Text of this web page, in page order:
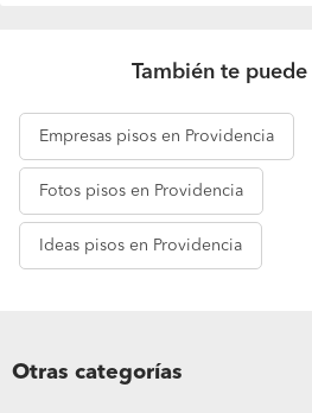
También te
Empresas pisos en Providencia
Fotos pisos en Providencia
Ideas pisos en Providencia
Otras categorías